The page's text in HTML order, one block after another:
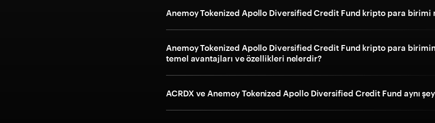
Anemoy Tokenized Apollo Diversified Credit Fund kripto para birimi
Anemoy Tokenized Apollo Diversified Credit Fund kripto para
temel avantajları ve özellikleri nelerdir?
ACRDX ve Anemoy Tokenized Apollo Diversified Credit Fund aynı